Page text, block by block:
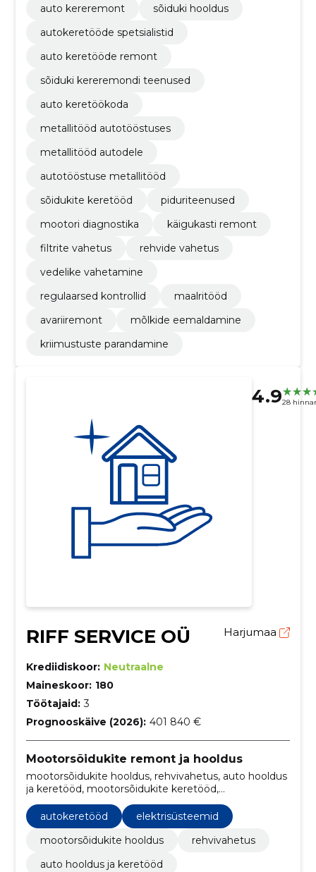
auto kereremont
sõiduki hooldus
autokeretööde spetsialistid
auto keretööde remont
sõiduki kereremondi teenused
auto keretöökoda
metallitööd autotööstuses
metallitööd autodele
autotööstuse metallitööd
sõidukite keretööd
piduriteenused
mootori diagnostika
käigukasti remont
filtrite vahetus
rehvide vahetus
vedelike vahetamine
regulaarsed kontrollid
maalritööd
avariiremont
mõlkide eemaldamine
kriimustuste parandamine
4.928
RIFF SERVICE OÜ Harjumaa
Krediidiskoor: Neutraalne
Maineskoor: 180
Töötajaid: 3
Prognooskäive (2026): 401 840 €
Mootorsõidukite remont ja hooldus
mootorsõidukite hooldus, rehvivahetus, auto hooldus
ja keretööd, mootorsõidukite keretööd,
autokeretööde spetsialistid, sõidukite
hooldusteenused, rehvide vahetus teenus, auto
keretööde remont, auto keretöökoda, auto hooldus
ja remont
autokeretööd
elektrisüsteemid
mootorsõidukite hooldus
rehvivahetus
auto hooldus ja keretööd